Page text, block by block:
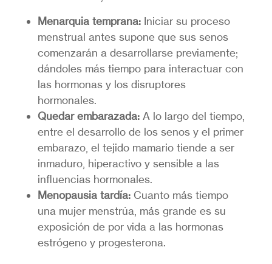
Menarquia temprana:Iniciar su proceso
menstrual antes supone que sus senos
comenzarán a desarrollarse previamente;
dándoles más tiempo para interactuar con
las hormonas y los disruptores
hormonales.
Quedar embarazada:A lo largo del tiempo,
entre el desarrollo de los senos y el primer
embarazo, el tejido mamario tiende a ser
inmaduro, hiperactivo y sensible a las
influencias hormonales.
Menopausia tardía:Cuanto más tiempo
una mujer menstrúa, más grande es su
exposición de por vida a las hormonas
estrógeno y progesterona.